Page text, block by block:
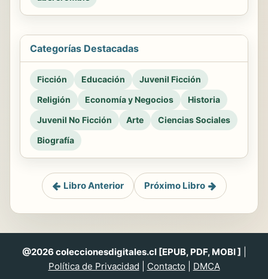
Categorías Destacadas
Ficción Educación
Juvenil Ficción
Religión
Economía y Negocios
Historia
Juvenil No Ficción
Arte
Ciencias Sociales
Biografía
Libro Anterior Próximo Libro
@2026 coleccionesdigitales.cl [EPUB, PDF, MOBI ]
Política de Privacidad
Contacto DMCA